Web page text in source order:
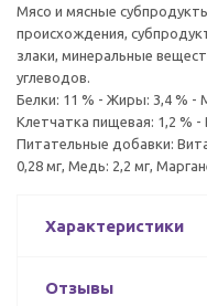
Мясо и мясные
происхождения,
злаки, минеральные
углеводов.
Белки: 11 % - Жиры: 3,4 % -
Клетчатка пищевая: 1,2 % -
Питательные добавки:
0,28 мг, Медь: 2,2 мг,
Характеристики
Отзывы